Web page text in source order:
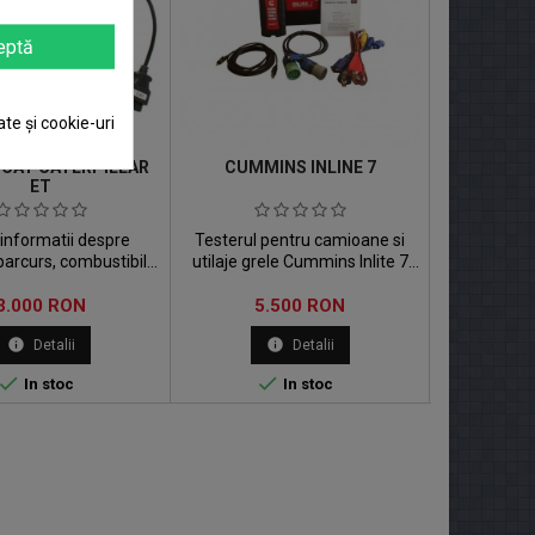
CATERPILLAR
ET
despre
combustibilul
RON
info Detalii
 In stoc
CUMMINS INLINE 7
Testerul pentru camioane si
utilaje grele Cummins Inlite 7
diagnoza care va ofera functii
performante si caracteristici
speciale.
Pret
5.500 RON
info Detalii
 In stoc
și cookie-uri